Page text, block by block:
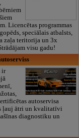
Licencētas programmas
speciālais atbalsts,
zaļa teritorija un 3x
visu gadu!
ir
autoservisa
ļauj ātri un kvalitatīvi
diagnostiku un